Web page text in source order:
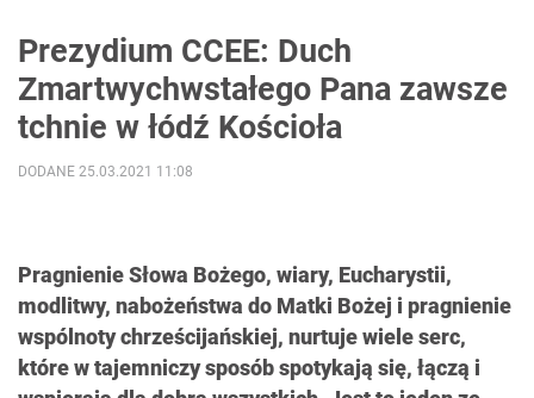
Prezydium CCEE: Duch
Zmartwychwstałego Pana zawsze
tchnie w łódź Kościoła
Pragnienie Słowa Bożego, wiary, Eucharystii,
modlitwy, nabożeństwa do Matki Bożej i pragnienie
wspólnoty chrześcijańskiej, nurtuje wiele serc,
które w tajemniczy sposób spotykają się, łączą i
DODANE 25.03.2021 11:08